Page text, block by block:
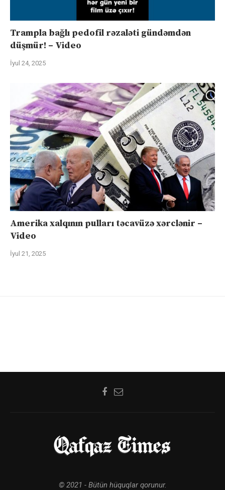
Trampla bağlı pedofil rəzaləti gündəmdən
düşmür! – Video
İyul 24, 2025
Amerika xalqının pulları təcavüzə xərclənir –
Video
İyul 21, 2025
© 2021 - Bütün hüquqlar qorunur.